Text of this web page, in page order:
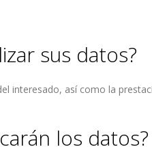
sus datos?
interesado, así como la
los datos?